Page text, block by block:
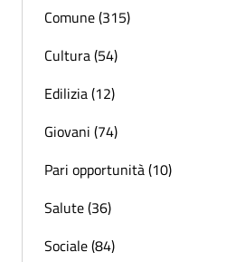
Comune (315)
Cultura (54)
Edilizia (12)
Giovani (74)
Pari opportunità (10)
Salute (36)
Sociale (84)